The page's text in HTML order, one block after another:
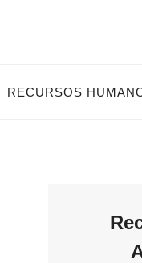
RECURSOS